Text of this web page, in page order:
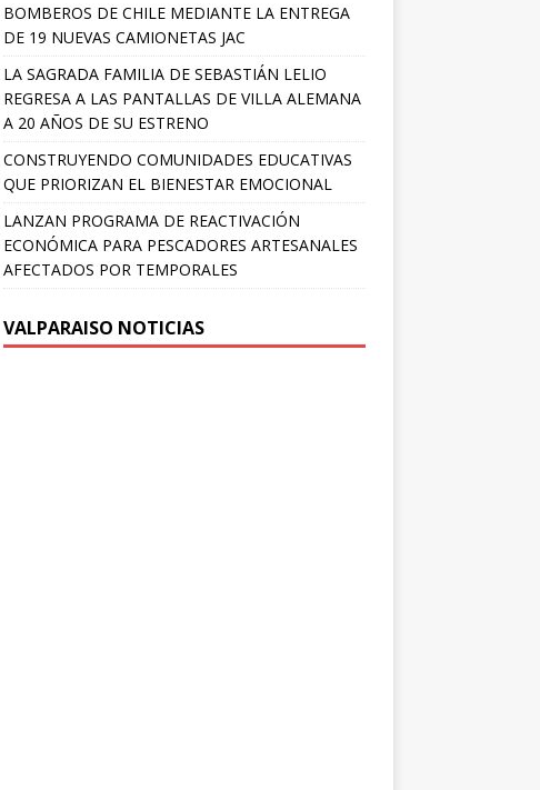
BOMBEROS DE CHILE MEDIANTE LA ENTREGA
DE 19 NUEVAS CAMIONETAS JAC
LA SAGRADA FAMILIA DE SEBASTIÁN LELIO
REGRESA A LAS PANTALLAS DE VILLA ALEMANA
A 20 AÑOS DE SU ESTRENO
CONSTRUYENDO COMUNIDADES EDUCATIVAS
QUE PRIORIZAN EL BIENESTAR EMOCIONAL
LANZAN PROGRAMA DE REACTIVACIÓN
ECONÓMICA PARA PESCADORES ARTESANALES
AFECTADOS POR TEMPORALES
VALPARAISO NOTICIAS